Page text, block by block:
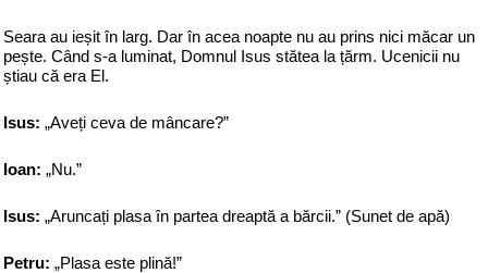
Seara au ieșit în larg. Dar în acea noapte nu au prins nici măcar un
pește. Când s-a luminat, Domnul Isus stătea la țărm. Ucenicii nu
știau că era El.
Isus: „Aveți ceva de mâncare?”
Ioan: „Nu.”
Isus: „Aruncați plasa în partea dreaptă a bărcii.” (Sunet de apă)
Petru: „Plasa este plină!”